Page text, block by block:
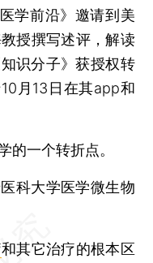
学前沿》邀请到美
授撰写述评，解读
识分子》获授权转
月13日在其app和
的一个转折点。
科大学医学微生物
和其它治疗的根本区